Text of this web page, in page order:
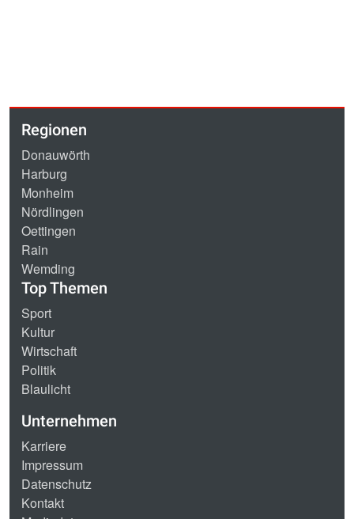
Regionen
Donauwörth
Harburg
Monheim
Nördlingen
Oettingen
Rain
Wemding
Top Themen
Sport
Kultur
Wirtschaft
Politik
Blaulicht
Unternehmen
Karriere
Impressum
Datenschutz
Kontakt